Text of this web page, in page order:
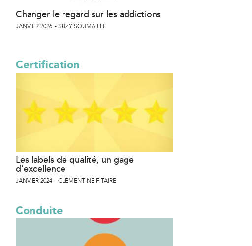
Changer le regard sur les addictions
JANVIER 2026 SUZY SOUMAILLE
Certification
Les labels de qualité, un gage
d’excellence
JANVIER 2024 CLÉMENTINE FITAIRE
Conduite